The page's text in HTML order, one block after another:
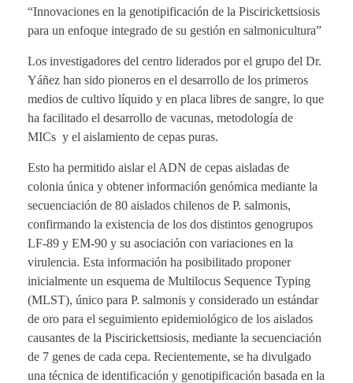
“Innovaciones en la genotipificación de la Piscirickettsiosis
para un enfoque integrado de su gestión en salmonicultura”
Los investigadores del centro liderados por el grupo del Dr.
Yáñez han sido pioneros en el desarrollo de los primeros
medios de cultivo líquido y en placa libres de sangre, lo que
ha facilitado el desarrollo de vacunas, metodología de
MICs y el aislamiento de cepas puras.
Esto ha permitido aislar el ADN de cepas aisladas de
colonia única y obtener información genómica mediante la
secuenciación de 80 aislados chilenos de P. salmonis,
confirmando la existencia de los dos distintos genogrupos
LF-89 y EM-90 y su asociación con variaciones en la
virulencia. Esta información ha posibilitado proponer
inicialmente un esquema de Multilocus Sequence Typing
(MLST), único para P. salmonis y considerado un estándar
de oro para el seguimiento epidemiológico de los aislados
causantes de la Piscirickettsiosis, mediante la secuenciación
de 7 genes de cada cepa. Recientemente, se ha divulgado
una técnica de identificación y genotipificación basada en la